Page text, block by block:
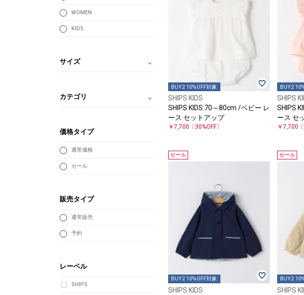
BUY2 10%OFF対象
SHIPS KIDS
SHIPS KIDS:70～80cm /ベビー レ
ース セットアップ
￥7,700 〔30%OFF〕
BUY2
SHIPS
SHIPS
ース セ
￥7,700
セール
BUY2 10%OFF対象
SHIPS KIDS
セール
BUY2
SHIPS
WOMEN
KIDS
サイズ
カテゴリ
価格タイプ
通常価格
セール
販売タイプ
通常販売
予約
レーベル
SHIPS